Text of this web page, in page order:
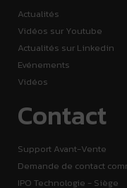
Actualités
Vidéos sur Youtube
Actualités sur Linkedin
Evénements
Vidéos
Contact
Support Avant-Vente
Demande de contact
IPO Technologie - Siège